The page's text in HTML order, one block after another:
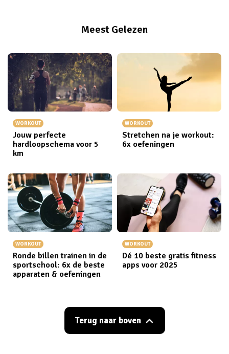
Meest Gelezen
WORKOUT
Jouw perfecte
hardloopschema voor 5
km
WORKOUT
Stretchen na je workout:
6x oefeningen
WORKOUT
Ronde billen trainen in de
sportschool: 6x de beste
apparaten & oefeningen
WORKOUT
Dé 10 beste gratis fitness
apps voor 2025
Terug naar boven